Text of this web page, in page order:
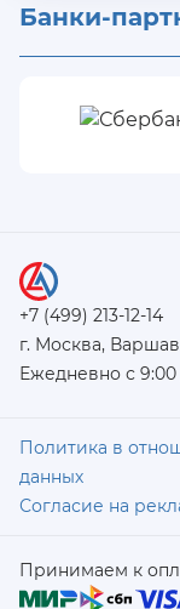
Банки-
+7 (499) 213-12-14
г. Москва,
Ежедневно с 9:00
Политика в
данных
Согласие на
Принимаем к